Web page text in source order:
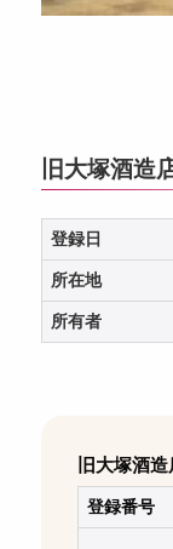
旧大塚酒造
登録日
所在地
所有者
旧大塚酒
登録番号